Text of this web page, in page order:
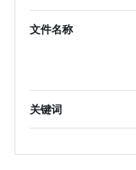
文件名称
关键词